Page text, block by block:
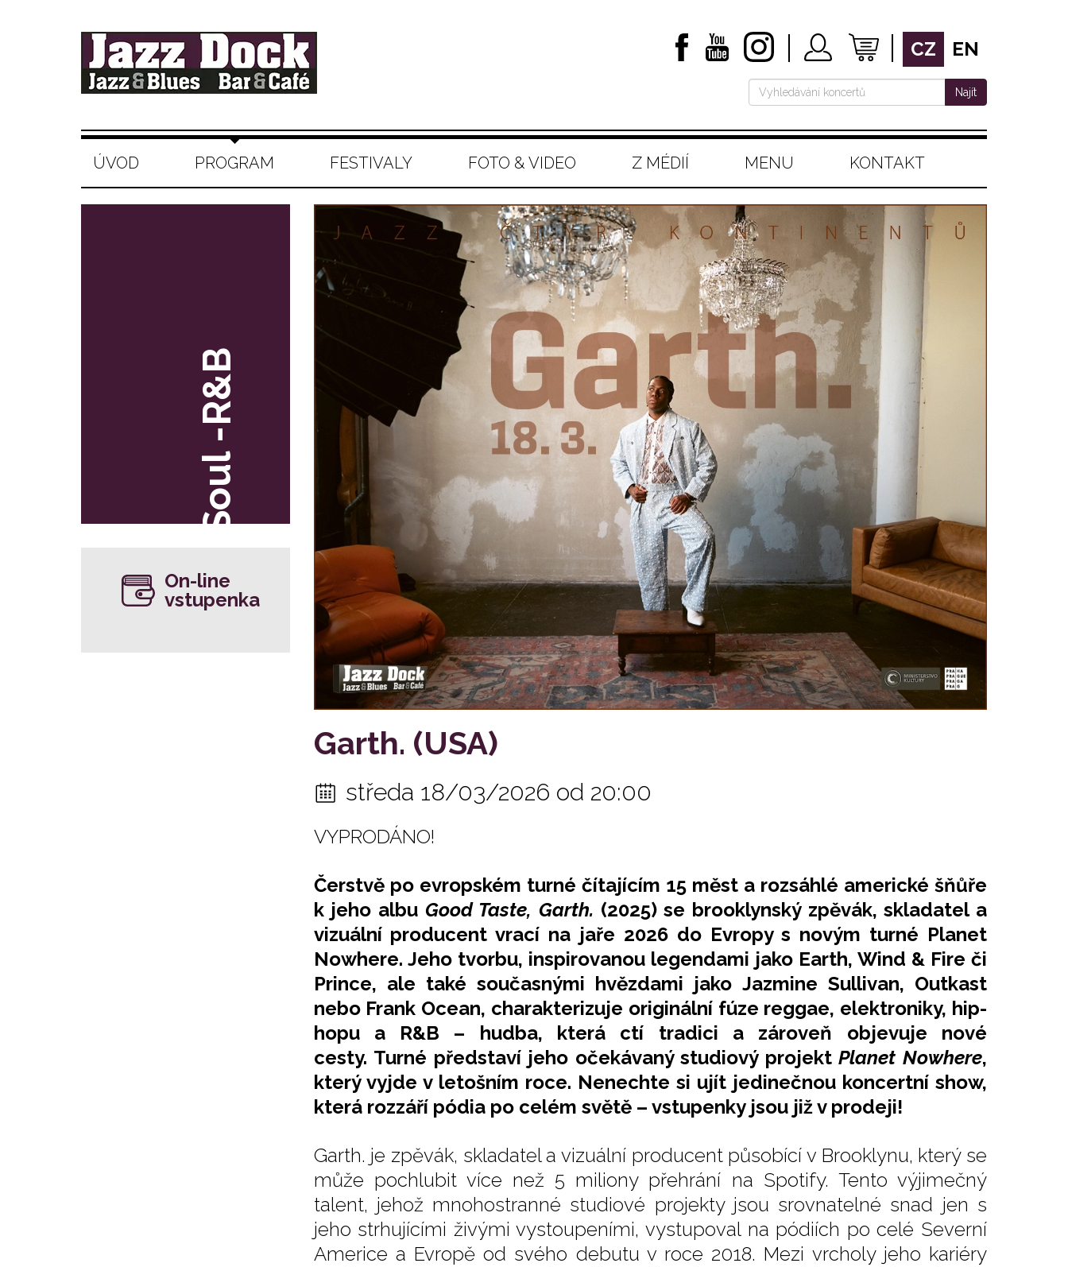
CZ EN
Najít
ÚVOD PROGRAM FESTIVALY FOTO & VIDEO Z MÉDIÍ MENU KONTAKT
Garth. (USA)
středa 18/03/2026 od 20:00
VYPRODÁNO!
Čerstvě po evropském turné čítajícím 15 měst a rozsáhlé americké šňůře
k jeho albu Good Taste, Garth. (2025) se brooklynský zpěvák, skladatel a
vizuální producent vrací na jaře 2026 do Evropy s novým turné Planet
Nowhere. Jeho tvorbu, inspirovanou legendami jako Earth, Wind & Fire či
Prince, ale také současnými hvězdami jako Jazmine Sullivan, Outkast
nebo Frank Ocean, charakterizuje originální fúze reggae, elektroniky, hip-
hopu a R&B – hudba, která ctí tradici a zároveň objevuje nové
cesty. Turné představí jeho očekávaný studiový projektPlanet Nowhere,
který vyjde v letošním roce. Nenechte si ujít jedinečnou koncertní show,
která rozzáří pódia po celém světě – vstupenky jsou již v prodeji!
Garth. je zpěvák, skladatel a vizuální producent působící v Brooklynu, který se
může pochlubit více než 5 miliony přehrání na Spotify. Tento výjimečný
talent, jehož mnohostranné studiové projekty jsou srovnatelné snad jen s
jeho strhujícími živými vystoupeními, vystupoval na pódiích po celé Severní
Americe a Evropě od svého debutu v roce 2018. Mezi vrcholy jeho kariéry
Soul -R&B
On-line
vstupenka